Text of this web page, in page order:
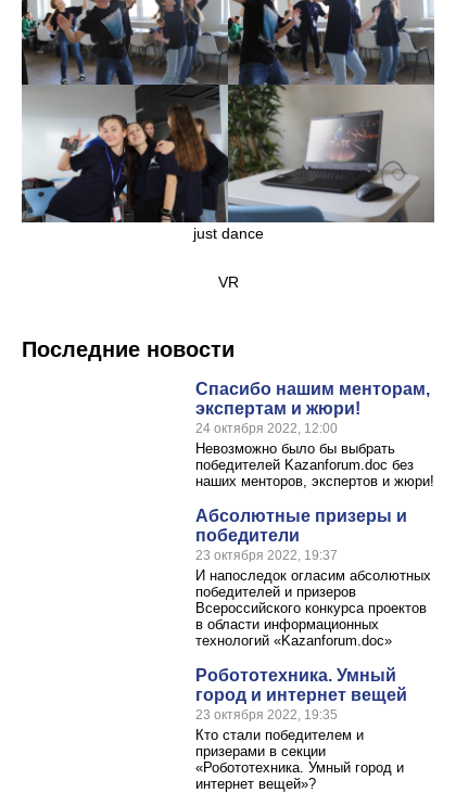
just dance
VR
Последние новости
Спасибо нашим менторам,
экспертам и жюри!
24 октября 2022, 12:00
Невозможно было бы выбрать
победителей Kazanforum.doc без
наших менторов, экспертов и жюри!
Абсолютные призеры и
победители
23 октября 2022, 19:37
И напоследок огласим абсолютных
победителей и призеров
Всероссийского конкурса проектов
в области информационных
технологий «Kazanforum.doc»
Робототехника. Умный
город и интернет вещей
23 октября 2022, 19:35
Кто стали победителем и
призерами в секции
«Робототехника. Умный город и
интернет вещей»?